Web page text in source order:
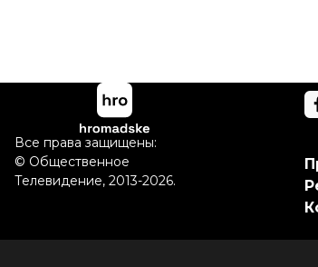
Все права защищены:
© Общественное
Телевидение, 2013-2026.